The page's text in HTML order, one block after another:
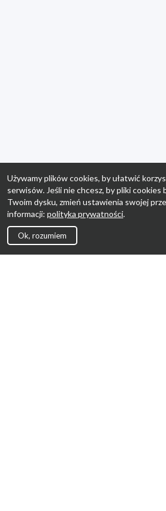
Używamy plików cookies, by ułatwić
serwisów. Jeśli nie chcesz, by pliki cookies
Twoim dysku, zmień ustawienia swojej
informacji: polityka prywatności.
Ok, rozumiem